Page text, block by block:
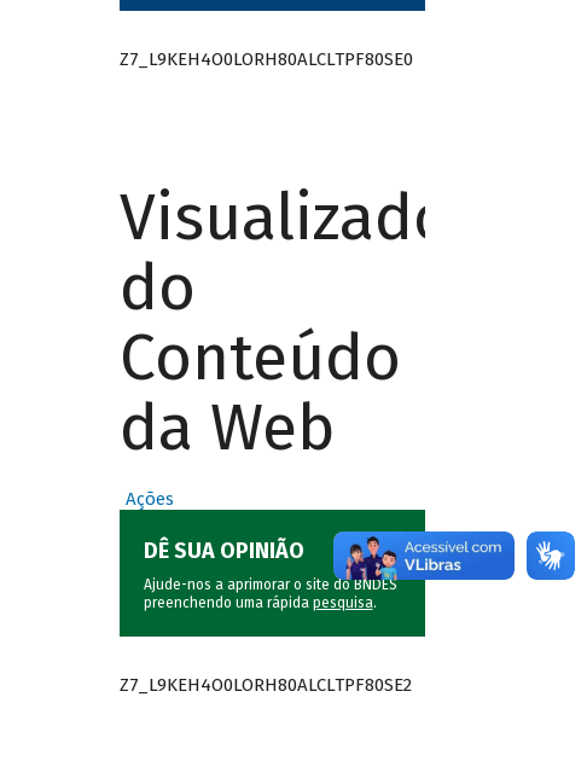
Z7_L9KEH4O0LORH80ALCLTPF80SE0
Visualizador
do
Conteúdo
da Web
Ações
DÊ SUA OPINIÃO
Ajude-nos a aprimorar o site do BNDES
preenchendo uma rápida pesquisa.
Z7_L9KEH4O0LORH80ALCLTPF80SE2